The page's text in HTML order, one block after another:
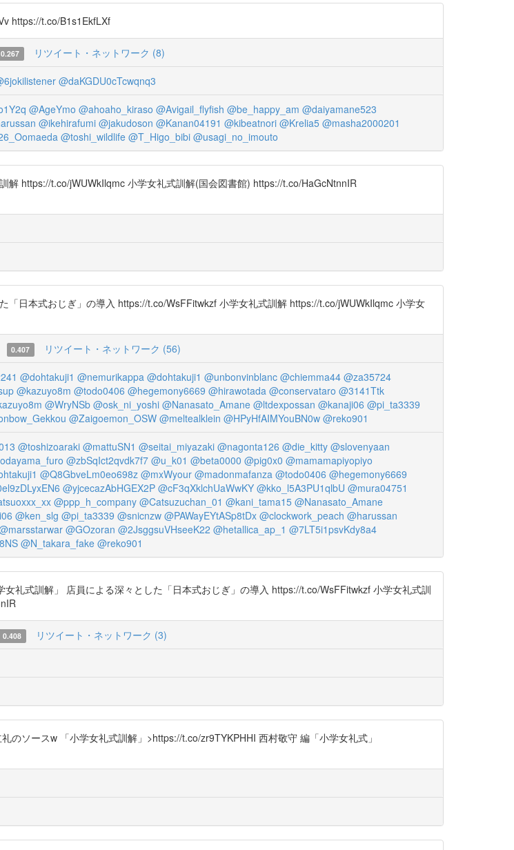
https://t.co/B1s1EkfLXf
0.267 リツイート・ネットワーク (8)
@daKGDU0cTcwqnq3
@AgeYmo @ahoaho_kiraso @Avigail_flyfish @be_happy_am @daiyamane523
@ikehirafumi @jakudoson @Kanan04191 @kibeatnori @Krelia5 @masha2000201
@toshi_wildlife @T_Higo_bibi @usagi_no_imouto
https://t.co/jWUWkIlqmc 小学女礼式訓解(国会図書館) https://t.co/HaGcNtnnIR
「日本式おじぎ」の導入 https://t.co/WsFFitwkzf 小学女礼式訓解 https://t.co/jWUWkIlqmc 小学女
0.407 リツイート・ネットワーク (56)
@dohtakuji1 @nemurikappa @dohtakuji1 @unbonvinblanc @chiemma44 @za35724
@kazuyo8m @todo0406 @hegemony6669 @hirawotada @conservataro @3141Ttk
@WryNSb @osk_ni_yoshi @Nanasato_Amane @ltdexpossan @kanaji06 @pi_ta3339
@Zaigoemon_OSW @meltealklein @HPyHfAIMYouBN0w @reko901
@toshizoaraki @mattuSN1 @seitai_miyazaki @nagonta126 @die_kitty @slovenyaan
@zbSqIct2qvdk7f7 @u_k01 @beta0000 @pig0x0 @mamamapiyopiyo
@Q8GbveLm0eo698z @mxWyour @madonmafanza @todo0406 @hegemony6669
@yjcecazAbHGEX2P @cF3qXklchUaWwKY @kko_l5A3PU1qlbU @mura04751
@ppp_h_company @Catsuzuchan_01 @kani_tama15 @Nanasato_Amane
@ken_slg @pi_ta3339 @snicnzw @PAWayEYtASp8tDx @clockwork_peach @harussan
@GOzoran @2JsggsuVHseeK22 @hetallica_ap_1 @7LT5i1psvKdy8a4
@N_takara_fake @reko901
礼式訓解」 店員による深々とした「日本式おじぎ」の導入 https://t.co/WsFFitwkzf 小学女礼式訓
0.408 リツイート・ネットワーク (3)
ソースw 「小学女礼式訓解」>https://t.co/zr9TYKPHHI 西村敬守 編「小学女礼式」